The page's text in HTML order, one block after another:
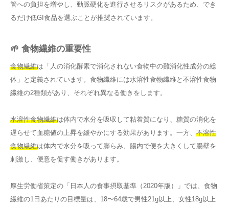
管への負担を増やし、動脈硬化を進行させるリスクがあるため、でき
るだけ低GI食品を選ぶことが推奨されています。
🌱 食物繊維の重要性
食物繊維は「人の消化酵素で消化されない食物中の難消化性成分の総
体」と定義されています。食物繊維には水溶性食物繊維と不溶性食物
繊維の2種類があり、それぞれ異なる働きをします。
水溶性食物繊維は体内で水分を吸収して粘着質になり、糖質の消化を
遅らせて血糖値の上昇を緩やかにする効果があります。一方、 不溶性
食物繊維は体内で水分を吸って膨らみ、腸内で便を大きくして腸壁を
刺激し、便意を促す働きがあります。
厚生労働省策定の「日本人の食事摂取基準（2020年版）」では、食物
繊維の1日あたりの目標量は、18〜64歳で男性21g以上、女性18g以上